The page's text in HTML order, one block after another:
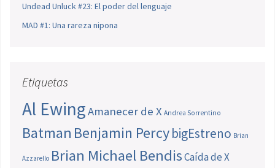
Undead Unluck #23: El poder del lenguaje
MAD #1: Una rareza nipona
Etiquetas
Al EwingAmanecer de X Andrea Sorrentino
Batman Benjamin PercybigEstreno Brian
Azzarello Brian Michael BendisCaída de X